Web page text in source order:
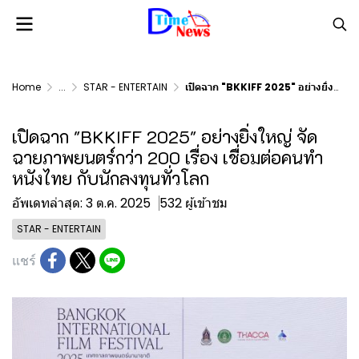
Home ... STAR - ENTERTAIN เปิดฉาก "BKKIFF 2025" อย่างยิ่งใหญ่ จัดฉายภาพยนตร์กว่า 200 เรื่อง เชื่อมต่อคนทำหนังไทย กับนักลงทุนทั่วโลก
เปิดฉาก "BKKIFF 2025" อย่างยิ่งใหญ่ จัด
ฉายภาพยนตร์กว่า 200 เรื่อง เชื่อมต่อคนทำ
หนังไทย กับนักลงทุนทั่วโลก
อัพเดทล่าสุด: 3 ต.ค. 2025 532 ผู้เข้าชม
STAR - ENTERTAIN
แชร์